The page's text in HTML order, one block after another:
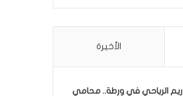
الأخيرة
ريم الرياحي في ورطة.. محامي